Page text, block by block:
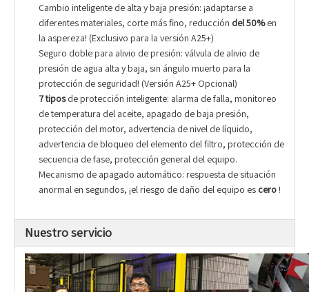
Cambio inteligente de alta y baja presión: ¡adaptarse a
diferentes materiales, corte más fino, reducción del 50%en
la aspereza! (Exclusivo para la versión A25+)
Seguro doble para alivio de presión: válvula de alivio de
presión de agua alta y baja, sin ángulo muerto para la
protección de seguridad! (Versión A25+ Opcional)
7 tiposde protección inteligente: alarma de falla, monitoreo
de temperatura del aceite, apagado de baja presión,
protección del motor, advertencia de nivel de líquido,
advertencia de bloqueo del elemento del filtro, protección de
secuencia de fase, protección general del equipo.
Mecanismo de apagado automático: respuesta de situación
anormal en segundos, ¡el riesgo de daño del equipo es cero !
Nuestro servicio